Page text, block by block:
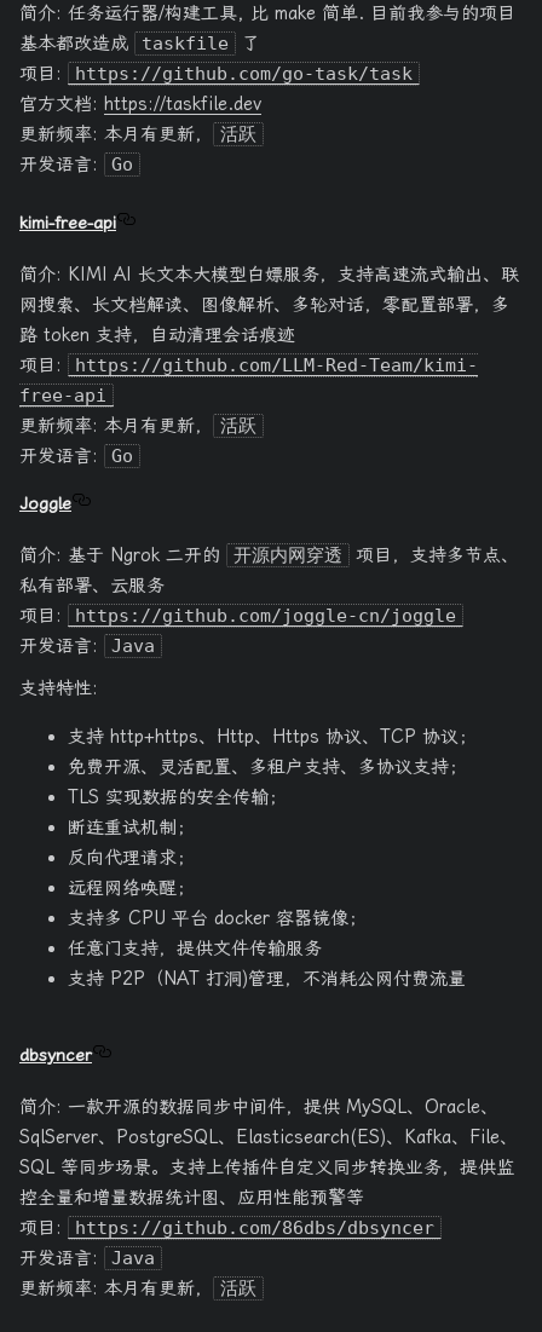
简介: 任务运行器/构建工具, 比 make 简单. 目前我参与的项目
基本都改造成
taskfile
了
项目:
https://github.com/go-task/task
官方文档: https://taskfile.dev
更新频率: 本月有更新，
活跃
开发语言:
Go
kimi-free-api
简介: KIMI AI 长文本大模型白嫖服务，支持高速流式输出、联
网搜索、长文档解读、图像解析、多轮对话，零配置部署，多
路 token 支持，自动清理会话痕迹
项目:
https://github.com/LLM-Red-Team/kimi-
free-api
更新频率: 本月有更新，
活跃
开发语言:
Go
Joggle
简介: 基于 Ngrok 二开的 开源内网穿透
项目，支持多节点、
私有部署、云服务
项目:
https://github.com/joggle-cn/joggle
开发语言:
Java
支持特性:
支持 http+https、Http、Https 协议、TCP 协议；
免费开源、灵活配置、多租户支持、多协议支持；
TLS 实现数据的安全传输；
断连重试机制；
反向代理请求；
远程网络唤醒；
支持多 CPU 平台 docker 容器镜像；
任意门支持，提供文件传输服务
支持 P2P（NAT 打洞)管理，不消耗公网付费流量
dbsyncer
简介: 一款开源的数据同步中间件，提供 MySQL、Oracle、
SqlServer、PostgreSQL、Elasticsearch(ES)、Kafka、File、
SQL 等同步场景。支持上传插件自定义同步转换业务，提供监
控全量和增量数据统计图、应用性能预警等
项目:
https://github.com/86dbs/dbsyncer
开发语言:
Java
更新频率: 本月有更新，
活跃